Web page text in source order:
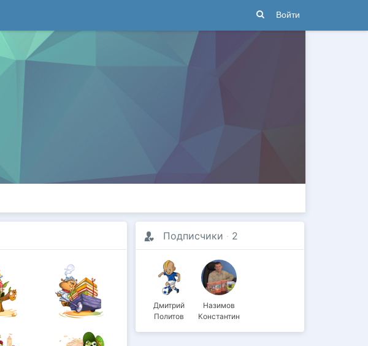
Войти
Подписчики · 2
Дмитрий
Политов
Назимов
Константин